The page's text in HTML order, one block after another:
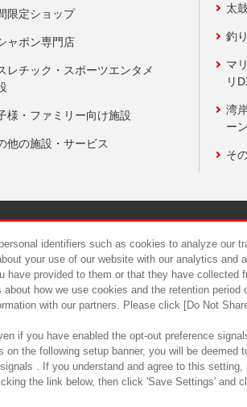
限定ショップ
ャポン専門店
レチック・スポーツエンタメ
様・ファミリー向け施設
他の施設・サービス
太
釣
マ
リ
湾
ー
そ
食品のご
identifiers such as cookies to analyze our
your use of our website with our analytics and
have provided to them or that they have
about how we use cookies and the retention
with our partners. Please click [Do Not
if you have enabled the opt-out preference
on the following setup banner, you will be
. If you understand and agree to this
the link below, then click 'Save Settings' and